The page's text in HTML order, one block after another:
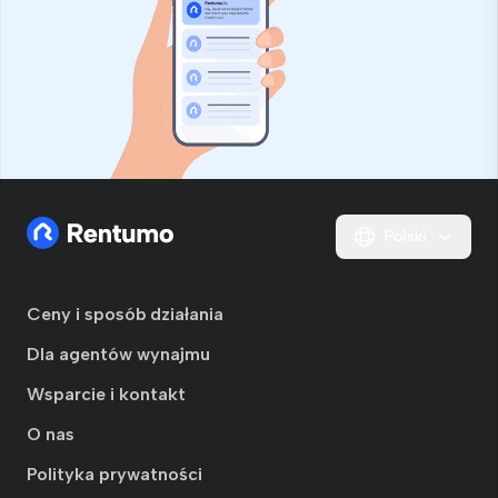
Ceny i sposób działania
Dla agentów wynajmu
Wsparcie i kontakt
O nas
Polityka prywatności